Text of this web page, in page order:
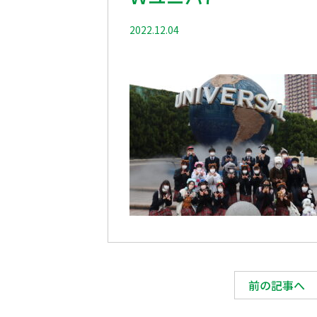
2022.12.04
前の記事へ